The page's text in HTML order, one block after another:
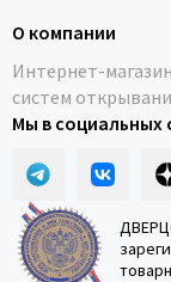
О компании
Интернет-
систем
Мы в социальных